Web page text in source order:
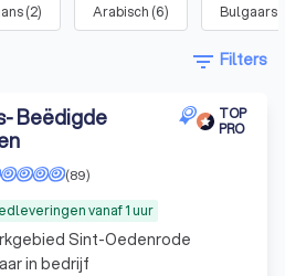
(2) Arabisch (6) Bulgaars
filter_list Filters
Beëdigde
TOP
PRO
vanaf 1 uur
(89)
Sint-Oedenrode
in bedrijf